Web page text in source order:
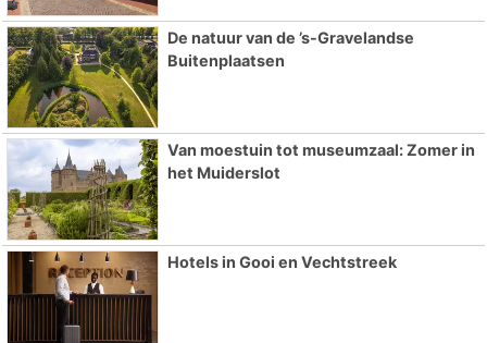
De natuur van de ’s-Gravelandse
Buitenplaatsen
Van moestuin tot museumzaal: Zomer in
het Muiderslot
Hotels in Gooi en Vechtstreek